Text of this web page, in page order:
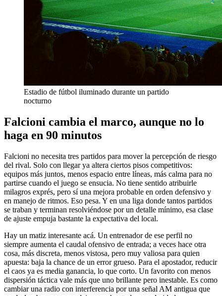
Estadio de fútbol iluminado durante un partido
nocturno
Falcioni cambia el marco, aunque no lo
haga en 90 minutos
Falcioni no necesita tres partidos para mover la percepción de riesgo
del rival. Solo con llegar ya altera ciertos pisos competitivos:
equipos más juntos, menos espacio entre líneas, más calma para no
partirse cuando el juego se ensucia. No tiene sentido atribuirle
milagros exprés, pero sí una mejora probable en orden defensivo y
en manejo de ritmos. Eso pesa. Y en una liga donde tantos partidos
se traban y terminan resolviéndose por un detalle mínimo, esa clase
de ajuste empuja bastante la expectativa del local.
Hay un matiz interesante acá. Un entrenador de ese perfil no
siempre aumenta el caudal ofensivo de entrada; a veces hace otra
cosa, más discreta, menos vistosa, pero muy valiosa para quien
apuesta: baja la chance de un error grueso. Para el apostador, reducir
el caos ya es media ganancia, lo que corto. Un favorito con menos
dispersión táctica vale más que uno brillante pero inestable. Es como
cambiar una radio con interferencia por una señal AM antigua que